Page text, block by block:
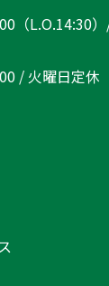
（L.O.14:30
/ 火曜日定休